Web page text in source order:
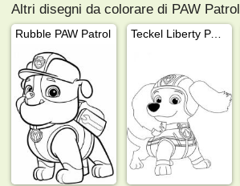
Altri disegni da colorare di PAW Patrol
Rubble PAW Patrol Teckel Liberty PAW Patrol